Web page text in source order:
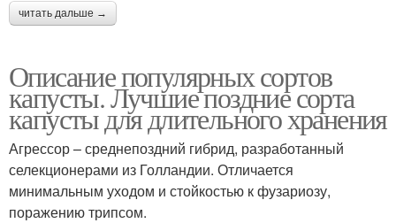
читать дальше →
Описание популярных сортов
капусты. Лучшие поздние сорта
капусты для длительного хранения
Агрессор – среднепоздний гибрид, разработанный
селекционерами из Голландии. Отличается
минимальным уходом и стойкостью к фузариозу,
поражению трипсом.